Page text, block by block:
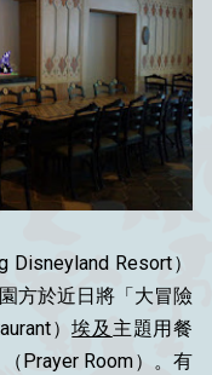
Disneyland Resort）
方於近日將「大冒險
）埃及 主題用餐
Prayer Room）。有